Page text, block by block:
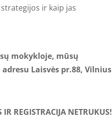
ir kaip jas
mokykloje, mūsų
Laisvės pr.88, Vilnius
REGISTRACIJA NETRUKUS!